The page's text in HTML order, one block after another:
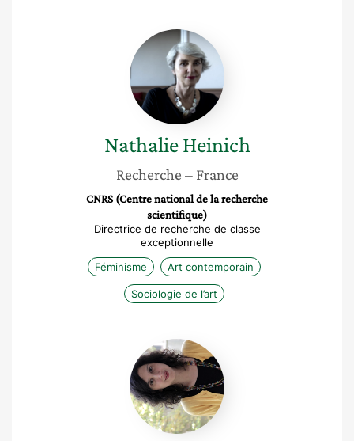
Nathalie
Heinich
Nathalie Heinich
Recherche – France
CNRS (Centre national de la recherche
scientifique)
Directrice de recherche de classe
exceptionnelle
Féminisme
Art contemporain
Sociologie de l’art
Bibia
Pavard